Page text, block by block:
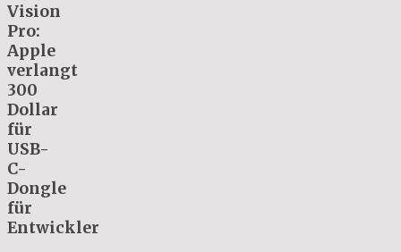
Vision
Pro:
Apple
verlangt
300
Dollar
für
USB-
C-
Dongle
für
Entwickler